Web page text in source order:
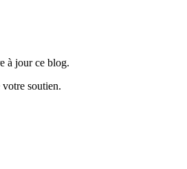
à jour ce blog.
votre soutien.